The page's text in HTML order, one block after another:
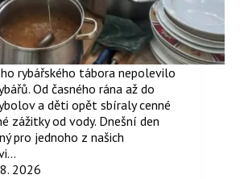
rybářského tábora nepolevilo
Od časného rána až do
a děti opět sbíraly cenné
zážitky od vody. Dnešní den
pro jednoho z našich
2026